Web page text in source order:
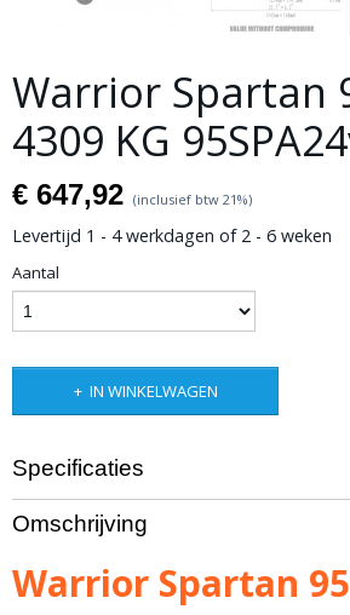
Warrior Spartan
4309 KG
€ 647,92 (inclusief btw 21%)
Levertijd 1 - 4 werkdagen of 2 - 6 weken
Aantal
IN WINKELWAGEN
Specificaties
Productcode
10-830
Bruto gewicht
35,00 Kg
Omschrijving
Warrior Spartan